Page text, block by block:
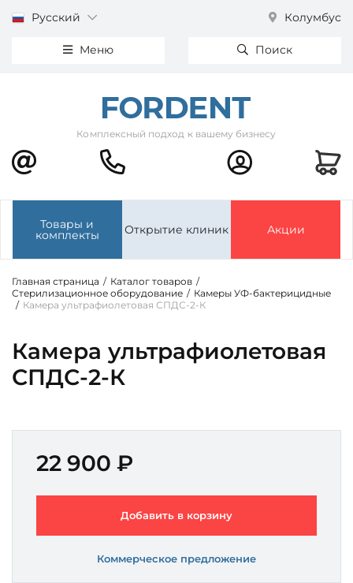
Русский Колумбус
Меню Поиск
Комплексный подход к вашему бизнесу
Товары и
комплекты Открытие клиник Акции
Главная страница / Каталог товаров /
Стерилизационное оборудование / Камеры УФ-бактерицидные
/ Камера ультрафиолетовая СПДС-2-К
Камера ультрафиолетовая
СПДС-2-К
22 900 ₽
Добавить в корзину
Коммерческое предложение